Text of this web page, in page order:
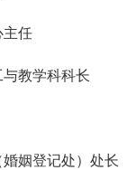
任
教学科科长
姻登记处）处长